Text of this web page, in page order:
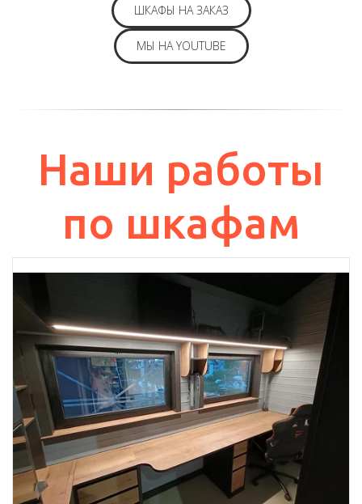
ШКАФЫ НА ЗАКАЗ
МЫ НА YOUTUBE
Наши работы
по шкафам